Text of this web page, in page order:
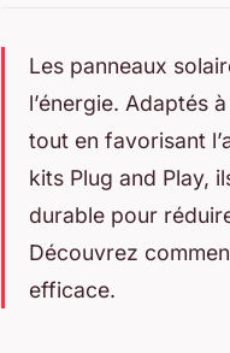
Les panneaux
l’énergie. Adaptés
tout en favorisant
kits Plug and Play,
durable pour
Découvrez
efficace.